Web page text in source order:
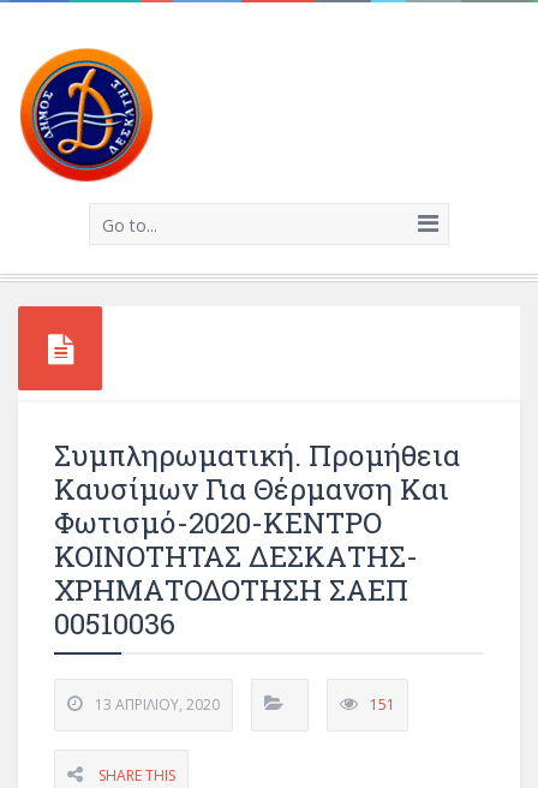
Go to...
Συμπληρωματική. Προμήθεια
Καυσίμων Για Θέρμανση Και
Φωτισμό-2020-ΚΕΝΤΡΟ
ΚΟΙΝΟΤΗΤΑΣ ΔΕΣΚΑΤΗΣ-
ΧΡΗΜΑΤΟΔΟΤΗΣΗ ΣΑΕΠ
00510036
13 ΑΠΡΙΛΊΟΥ, 2020 151
SHARE THIS